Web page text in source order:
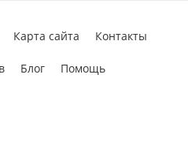
Карта сайта Контакты
Блог Помощь